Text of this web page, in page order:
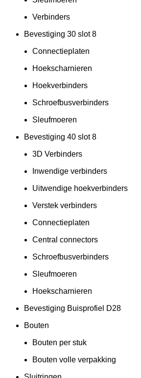
Verbinders
Bevestiging 30 slot 8
Connectieplaten
Hoekscharnieren
Hoekverbinders
Schroefbusverbinders
Sleufmoeren
Bevestiging 40 slot 8
3D Verbinders
Inwendige verbinders
Uitwendige hoekverbinders
Verstek verbinders
Connectieplaten
Central connectors
Schroefbusverbinders
Sleufmoeren
Hoekscharnieren
Bevestiging Buisprofiel D28
Bouten
Bouten per stuk
Bouten volle verpakking